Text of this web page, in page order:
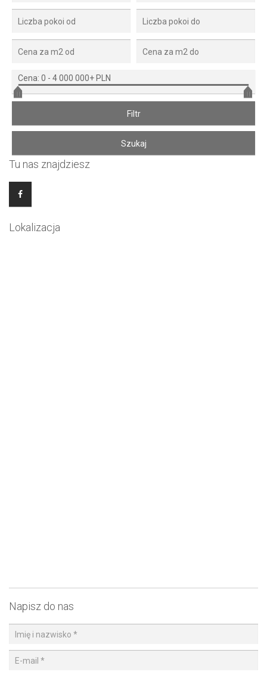
Cena: 0 - 4 000 000+ PLN
Tu nas znajdziesz
Lokalizacja
Napisz do nas